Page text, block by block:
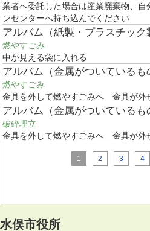
業者へ委託した場合は産業廃棄物、
ンセンターへ持ち込んでください
アルバム（紙製・プラスチック
燃やすごみ
中が見える袋に入れる
アルバム（金属がついているも
燃やすごみ
金具を外して燃やすごみへ 金具が外
アルバム（金属がついているも
破砕埋立
金具を外して燃やすごみへ 金具が外
1 2 3 4
水俣市役所